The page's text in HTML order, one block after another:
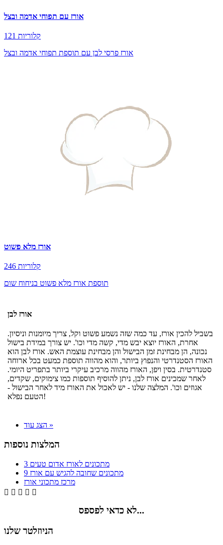
אורז עם תפוחי אדמה ובצל
121 קלוריות
אורז פרסי לבן עם תוספת תפוחי אדמה ובצל
אורז מלא פשוט
246 קלוריות
תוספת אורז מלא פשוט בניחוח שום
אורז לבן
בשביל להכין אורז, עד כמה שזה נשמע פשוט וקל, צריך מיומנות וניסיון.
אחרת, האורז יוצא יבש מדי, קשה מדי וכו'. יש צורך במידת בישול
נכונה, הן מבחינת זמן הבישול והן מבחינת עוצמת האש. אורז לבן הוא
האורז הסטנדרטי והנפוץ ביותר, והוא מהווה תוספת כמעט בכל ארוחה
סטנדרטית. בסין ויפן, האורז מהווה מרכיב עיקרי ביותר בתפריט היומי.
לאחר שמכינים אורז לבן, ניתן להוסיף תוספות כמו צימוקים, שקדים,
אגוזים וכו'. המלצה שלנו - יש לאכול את האורז מיד לאחר הבישול -
הטעם נפלא!
הצג עוד »
המלצות נוספות
3 מתכונים לאורז אדום טעים
9 מתכונים שחובה להגיש עם אורז
מרכז מתכוני אורז
    
לא כדאי לפספס...
הניוזלטר שלנו